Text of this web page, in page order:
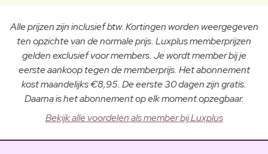
Alle prijzen zijn inclusief btw. Kortingen worden weergegeven
ten opzichte van de normale prijs. Luxplus memberprijzen
gelden exclusief voor members. Je wordt member bij je
eerste aankoop tegen de memberprijs. Het abonnement
kost maandelijks €8,95. De eerste 30 dagen zijn gratis.
Daarna is het abonnement op elk moment opzegbaar.
Bekijk alle voordelen als member bij Luxplus